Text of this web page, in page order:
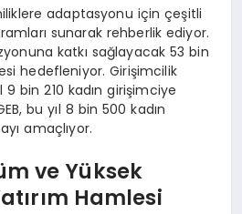
adaptasyonu için çeşitli
sunarak rehberlik ediyor.
katkı sağlayacak 53 bin
hedefleniyor. Girişimcilik
bin 210 kadın girişimciye
bu yıl 8 bin 500 kadın
amaçlıyor.
ve Yüksek
Hamlesi